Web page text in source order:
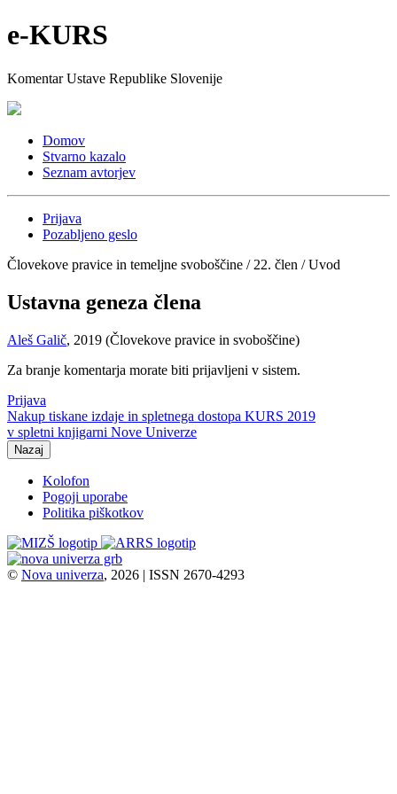
e-KURS
Komentar Ustave Republike Slovenije
Domov
Stvarno kazalo
Seznam avtorjev
Prijava
Pozabljeno geslo
Človekove pravice in temeljne svoboščine / 22. člen / Uvod
Ustavna geneza člena
Aleš Galič, 2019 (Človekove pravice in svoboščine)
Za branje komentarja morate biti prijavljeni v sistem.
Prijava
Nakup tiskane izdaje in spletnega dostopa KURS 2019
v spletni knjigarni Nove Univerze
Nazaj
Kolofon
Pogoji uporabe
Politika piškotkov
© Nova univerza, 2026 | ISSN 2670-4293